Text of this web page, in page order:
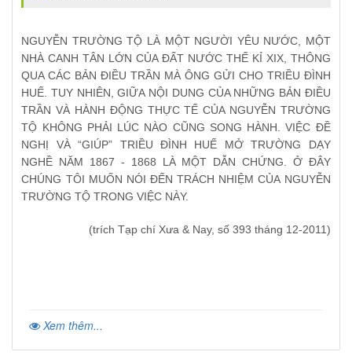
NGUYỄN TRƯỜNG TỘ LÀ MỘT NGƯỜI YÊU NƯỚC, MỘT
NHÀ CANH TÂN LỚN CỦA ĐẤT NƯỚC THẾ KỈ XIX, THÔNG
QUA CÁC BẢN ĐIỀU TRẦN MÀ ÔNG GỬI CHO TRIỀU ĐÌNH
HUẾ. TUY NHIÊN, GIỮA NỘI DUNG CỦA NHỮNG BẢN ĐIỀU
TRẦN VÀ HÀNH ĐỘNG THỰC TẾ CỦA NGUYỄN TRƯỜNG
TỘ KHÔNG PHẢI LÚC NÀO CŨNG SONG HÀNH. VIỆC ĐỀ
NGHỊ VÀ “GIÚP” TRIỀU ĐÌNH HUẾ MỞ TRƯỜNG DẠY
NGHỀ NĂM 1867 - 1868 LÀ MỘT DẪN CHỨNG. Ở ĐÂY
CHÚNG TÔI MUỐN NÓI ĐẾN TRÁCH NHIỆM CỦA NGUYỄN
TRƯỜNG TỘ TRONG VIỆC NÀY.
(trích Tạp chí Xưa & Nay, số 393 tháng 12-2011)
Xem thêm...